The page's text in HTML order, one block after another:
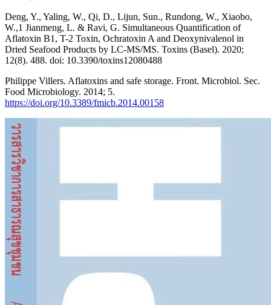
Deng, Y., Yaling, W., Qi, D., Lijun, Sun., Rundong, W., Xiaobo,
W.,1 Jianmeng, L. & Ravi, G. Simultaneous Quantification of
Aflatoxin B1, T-2 Toxin, Ochratoxin A and Deoxynivalenol in
Dried Seafood Products by LC-MS/MS. Toxins (Basel). 2020;
12(8). 488. doi: 10.3390/toxins12080488
Philippe Villers. Aflatoxins and safe storage. Front. Microbiol. Sec.
Food Microbiology. 2014; 5.
https://doi.org/10.3389/fmicb.2014.00158